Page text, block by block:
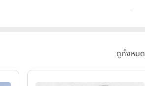
ดูทั้งหมด